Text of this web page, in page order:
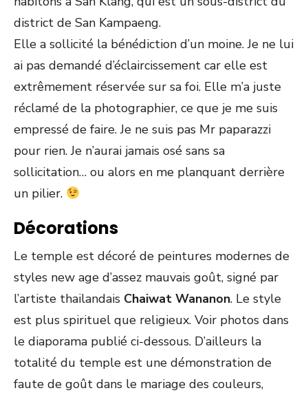
district de San Kampaeng.
Elle a sollicité la bénédiction d’un moine. Je ne lui
ai pas demandé d’éclaircissement car elle est
extrêmement réservée sur sa foi. Elle m’a juste
réclamé de la photographier, ce que je me suis
empressé de faire. Je ne suis pas Mr paparazzi
pour rien. Je n’aurai jamais osé sans sa
sollicitation… ou alors en me planquant derrière
un pilier.
Décorations
Le temple est décoré de peintures modernes de
styles new age d’assez mauvais goût, signé par
l’artiste thailandais Chaiwat Wananon. Le style
est plus spirituel que religieux. Voir photos dans
le diaporama publié ci-dessous. D’ailleurs la
totalité du temple est une démonstration de
faute de goût dans le mariage des couleurs,